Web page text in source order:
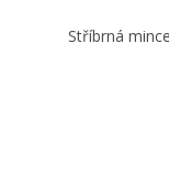
Stříbrná